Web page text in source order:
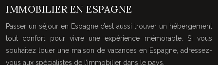
IMMOBILIER EN ESPAGNE
Passer un séjour en Espagne c’est aussi trouver un hébergement
tout confort pour vivre une expérience mémorable. Si vous
souhaitez louer une maison de vacances en Espagne, adressez-
vous aux spécialistes de l’immobilier dans le pays.